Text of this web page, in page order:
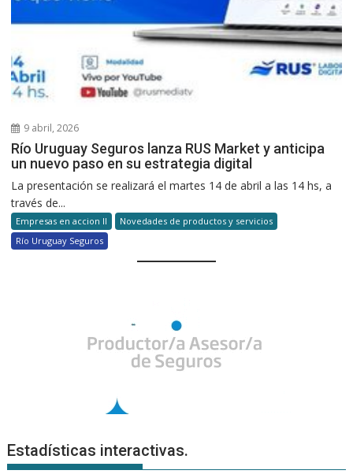
9 abril, 2026
Río Uruguay Seguros lanza RUS Market y anticipa
un nuevo paso en su estrategia digital
La presentación se realizará el martes 14 de abril a las 14 hs, a
través de...
Empresas en accion II
Novedades de productos y servicios
Río Uruguay Seguros
Estadísticas interactivas.